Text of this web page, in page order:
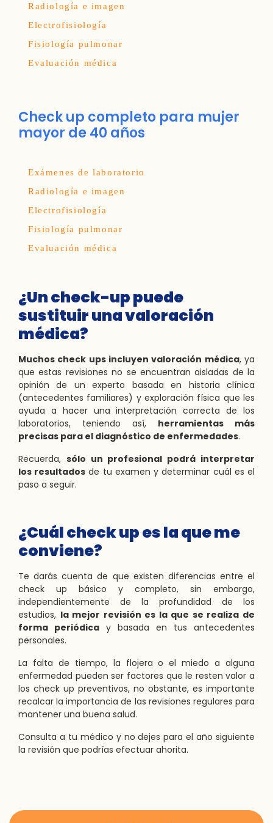
Radiología e imagen
Electrofisiología
Fisiología pulmonar
Evaluación médica
Check up completo para mujer
mayor de 40 años
Exámenes de laboratorio
Radiología e imagen
Electrofisiología
Fisiología pulmonar
Evaluación médica
¿Un check-up puede
sustituir una valoración
médica?
Muchos check ups incluyen valoración médica, ya
que estas revisiones no se encuentran aisladas de la
opinión de un experto basada en historia clínica
(antecedentes familiares) y exploración física que les
ayuda a hacer una interpretación correcta de los
laboratorios, teniendo así, herramientas más
precisas para el diagnóstico de enfermedades.
Recuerda, sólo un profesional podrá interpretar
los resultados de tu examen y determinar cuál es el
paso a seguir.
¿Cuál check up es la que me
conviene?
Te darás cuenta de que existen diferencias entre el
check up básico y completo, sin embargo,
independientemente de la profundidad de los
estudios, la mejor revisión es la que se realiza de
forma periódica y basada en tus antecedentes
personales.
La falta de tiempo, la flojera o el miedo a alguna
enfermedad pueden ser factores que le resten valor a
los check up preventivos, no obstante, es importante
recalcar la importancia de las revisiones regulares para
mantener una buena salud.
Consulta a tu médico y no dejes para el año siguiente
la revisión que podrías efectuar ahorita.